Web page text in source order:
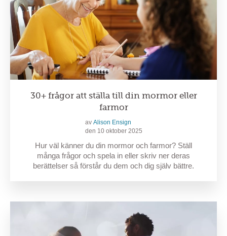
30+ frågor att ställa till din mormor eller
farmor
av Alison Ensign
den 10 oktober 2025
Hur väl känner du din mormor och farmor? Ställ
många frågor och spela in eller skriv ner deras
berättelser så förstår du dem och dig själv bättre.